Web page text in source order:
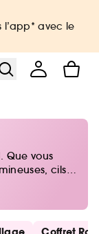
l’app* avec le
Que vous
cils
yeux fermés !